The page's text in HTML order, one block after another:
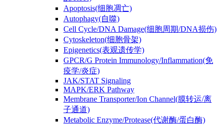
Apoptosis(细胞凋亡)
Autophagy(自噬)
Cell Cycle/DNA Damage(细胞周期/DNA损伤)
Cytoskeleton(细胞骨架)
Epigenetics(表观遗传学)
GPCR/G Protein Immunology/Inflammation(免
疫学/炎症)
JAK/STAT Signaling
MAPK/ERK Pathway
Membrane Transporter/Ion Channel(膜转运/离
子通道)
Metabolic Enzyme/Protease(代谢酶/蛋白酶)